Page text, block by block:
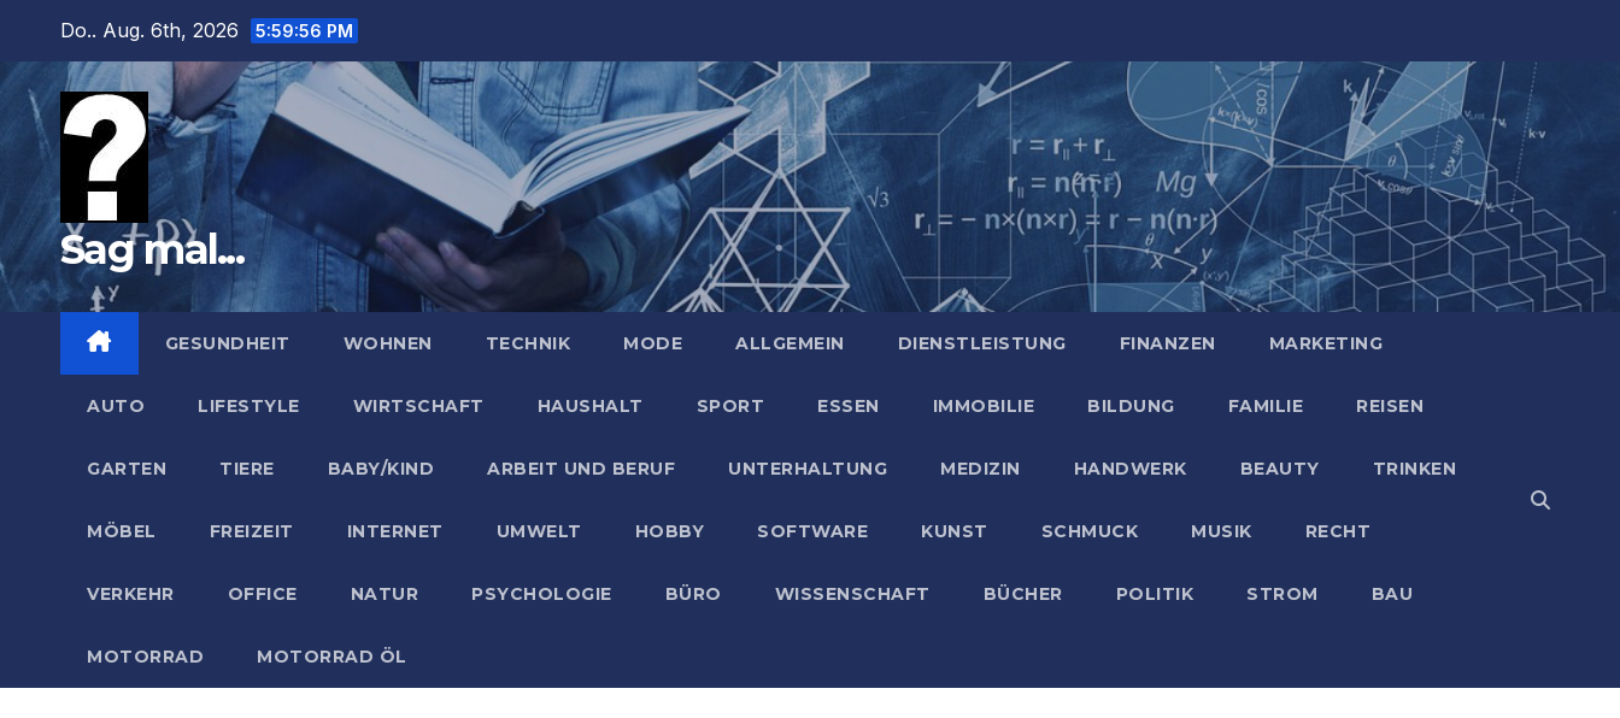
springen
Do.. Aug. 6th, 2026 5:59:57 PM
Sag mal...
GESUNDHEIT WOHNEN TECHNIK MODE ALLGEMEIN DIENSTLEISTUNG FINANZEN MARKETING
AUTO LIFESTYLE WIRTSCHAFT HAUSHALT SPORT ESSEN IMMOBILIE BILDUNG FAMILIE REISEN
GARTEN TIERE BABY/KIND ARBEIT UND BERUF UNTERHALTUNG MEDIZIN HANDWERK BEAUTY TRINKEN
MÖBEL FREIZEIT INTERNET UMWELT HOBBY SOFTWARE KUNST SCHMUCK MUSIK RECHT
VERKEHR OFFICE NATUR PSYCHOLOGIE BÜRO WISSENSCHAFT BÜCHER POLITIK STROM BAU
MOTORRAD MOTORRAD ÖL